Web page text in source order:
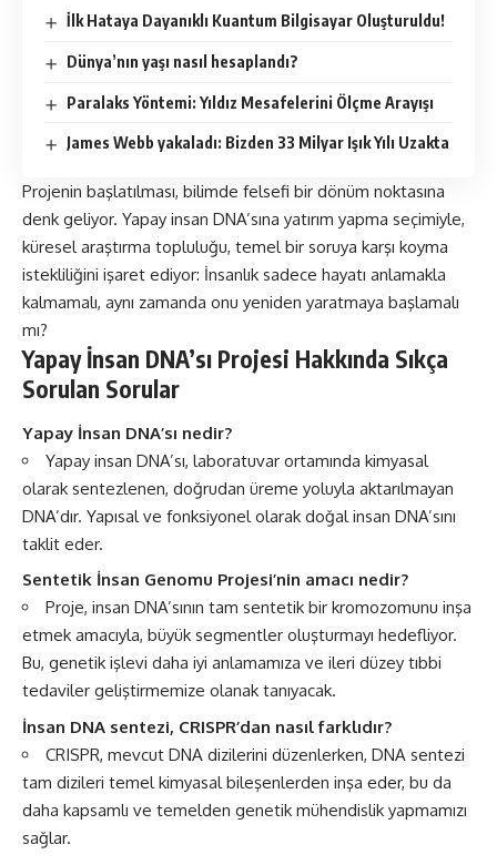
İlk Hataya Dayanıklı Kuantum Bilgisayar Oluşturuldu!
Dünya’nın yaşı nasıl hesaplandı?
Paralaks Yöntemi: Yıldız Mesafelerini Ölçme Arayışı
James Webb yakaladı: Bizden 33 Milyar Işık Yılı Uzakta
Projenin başlatılması, bilimde felsefi bir dönüm noktasına
denk geliyor. Yapay insan DNA’sına yatırım yapma seçimiyle,
küresel araştırma topluluğu, temel bir soruya karşı koyma
istekliliğini işaret ediyor: İnsanlık sadece hayatı anlamakla
kalmamalı, aynı zamanda onu yeniden yaratmaya başlamalı
mı?
Yapay İnsan DNA’sı Projesi Hakkında Sıkça
Sorulan Sorular
Yapay İnsan DNA’sı nedir?
Yapay insan DNA’sı, laboratuvar ortamında kimyasal
olarak sentezlenen, doğrudan üreme yoluyla aktarılmayan
DNA’dır. Yapısal ve fonksiyonel olarak doğal insan DNA’sını
taklit eder.
Sentetik İnsan Genomu Projesi’nin amacı nedir?
Proje, insan DNA’sının tam sentetik bir kromozomunu inşa
etmek amacıyla, büyük segmentler oluşturmayı hedefliyor.
Bu, genetik işlevi daha iyi anlamamıza ve ileri düzey tıbbi
tedaviler geliştirmemize olanak tanıyacak.
İnsan DNA sentezi, CRISPR’dan nasıl farklıdır?
CRISPR, mevcut DNA dizilerini düzenlerken, DNA sentezi
tam dizileri temel kimyasal bileşenlerden inşa eder, bu da
daha kapsamlı ve temelden genetik mühendislik yapmamızı
sağlar.